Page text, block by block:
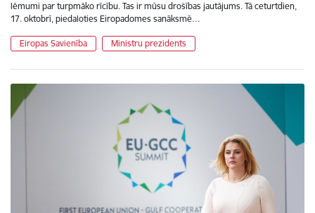
lēmumi par turpmāko rīcību. Tas ir mūsu drošības jautājums. Tā ceturtdien,
17. oktobrī, piedaloties Eiropadomes sanāksmē…
Eiropas Savienība Ministru prezidents